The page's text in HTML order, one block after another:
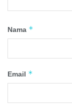
Nama *
Email *